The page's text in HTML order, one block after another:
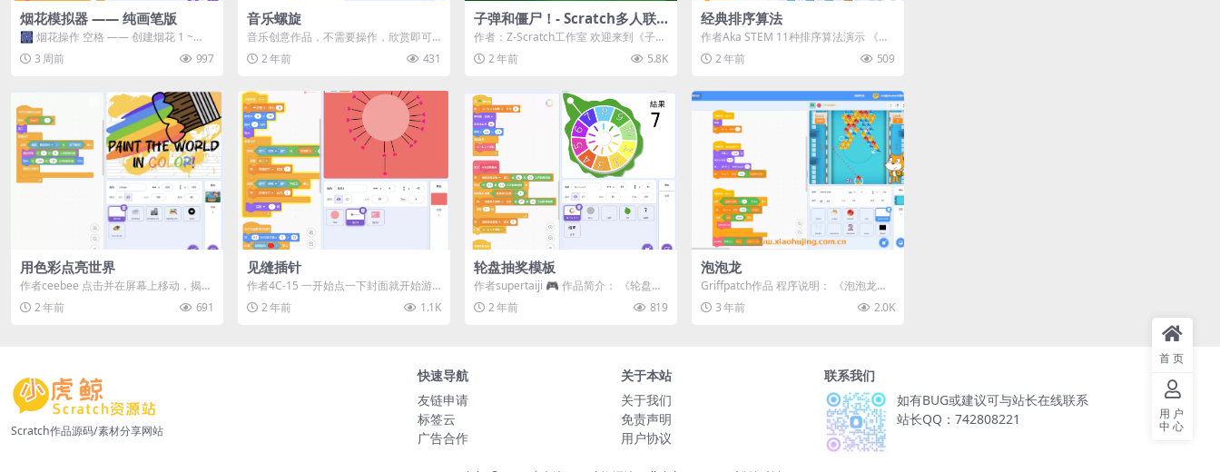
烟花模拟器 —— 纯画笔版
🎆 烟花操作 空格 —— 创建烟花 1 ~
3 —— 切换烟花类型 普通烟花 嘶...
3 周前 997
音乐螺旋
音乐创意作品，不需要操作，欣赏即可
《音乐螺旋》是一款充满创意与梦幻色
彩的Scr...
2 年前 431
子弹和僵尸！- Scratch多人联
机游戏
作者：Z-Scratch工作室 欢迎来到《子弹
与僵尸》！这是Scratch上第一...
2 年前 5.8K
经典排序算法
作者Aka STEM 11种排序算法演示 《经
典排序算法》是一款专为Scratc...
2 年前 509
用色彩点亮世界
作者ceebee 点击并在屏幕上移动，揭示
下面丰富多彩的图像。 按空格键或点击
右...2 年前 691
见缝插针
作者4C-15 一开始点一下封面就开始游
戏了 按下空格键发射针biubiu~ 预...
2 年前 1.1K
轮盘抽奖模板
作者supertaiji 🎮 作品简介： 《轮盘抽
奖模板》是一款简单又有趣的抽奖...
2 年前 819
泡泡龙
Griffpatch作品 程序说明： 《泡泡龙》
是一款基于Scratch平台开发...
3 年前 2.0K
Scratch作品源码/素材分享网站
快速导航
友链申请
标签云
广告合作
关于本站
关于我们
免责声明
用户协议
联系我们
如有BUG或建议可与站长在线联系
站长QQ：742808221
首页
用户
中心